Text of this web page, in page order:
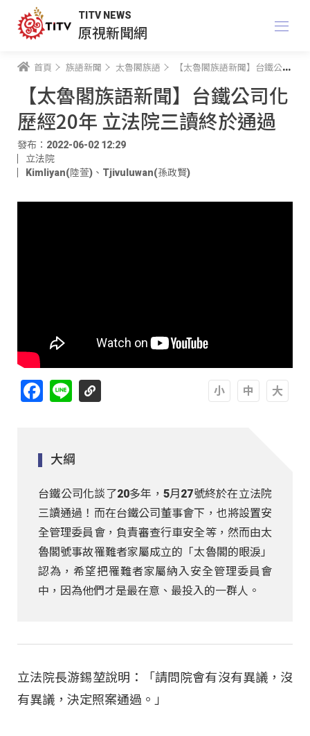
TITV NEWS
原視新聞網
首頁 族語新聞 太魯閣族語 【太魯閣族語新聞】台鐵公司化歷經20年 立法院三讀終於通過
【太魯閣族語新聞】台鐵公司化
歷經20年 立法院三讀終於通過
發布：2022-06-02 12:29
立法院
Kimliyan(陸萱) 、 Tjivuluwan(孫政賢)
Facebook
Line
大綱
台鐵公司化談了20多年，5月27號終於在立法院
三讀通過！而在台鐵公司董事會下，也將設置安
全管理委員會，負責審查行車安全等，然而由太
魯閣號事故罹難者家屬成立的「太魯閣的眼淚」
認為，希望把罹難者家屬納入安全管理委員會
中，因為他們才是最在意、最投入的一群人。
立法院長游錫堃說明：「請問院會有沒有異議，沒
有異議，決定照案通過。」